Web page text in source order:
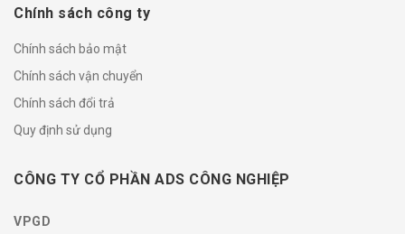
Chính sách công ty
Chính sách bảo mật
Chính sách vận chuyển
Chính sách đổi trả
Quy định sử dụng
CÔNG TY CỔ PHẦN ADS CÔNG NGHIỆP
VPGD